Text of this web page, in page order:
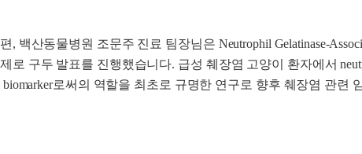
, 백산동물병원 조문주 진료 팀장님은 Neutrophil Gelatinase-
로 구두 발표를 진행했습니다. 급성 췌장염 고양이 환자에서
biomarker로써의 역할을 최초로 규명한 연구로 향후 췌장염 관련